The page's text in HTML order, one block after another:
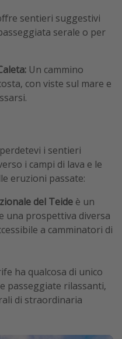
sentieri suggestivi
serale o per
Un cammino
con viste sul mare e
i sentieri
i campi di lava e le
eruzioni passate:
del Teide è un
una prospettiva diversa
a camminatori di
ha qualcosa di unico
passeggiate rilassanti,
di straordinaria